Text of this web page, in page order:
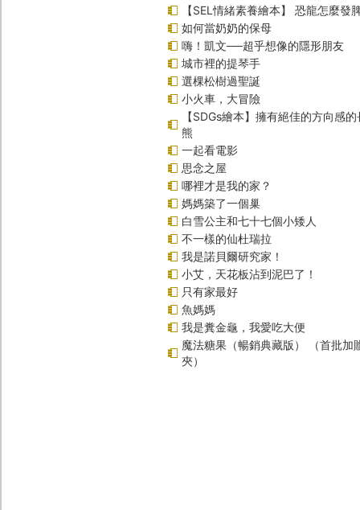
【SEL情緒素養繪本】 恐龍怎麼發
如何當奶奶的保母
嗨！凱文──超乎想像的隱形朋友
城市裡的提琴手
選棵松樹過聖誕
小火車，大冒險
【SDGs繪本】擁有絕佳的方向感
熊
一起看電影
思念之屋
哪裡才是我的家？
媽媽築了一個巢
白雪公主和七十七個小矮人
不一樣的仙杜瑞拉
我是諾貝爾研究家！
小艾，天花板沾到泥巴了！
只有家最好
魚媽媽
我是糞金龜，我愛吃大便
魔法糖果（暢銷典藏版） （首批加
夾）